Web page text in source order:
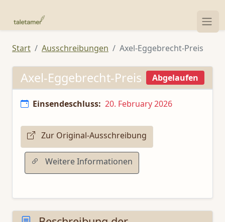
Start Ausschreibungen Axel-Eggebrecht-Preis
Axel-Eggebrecht-Preis Abgelaufen
Einsendeschluss: 20. February 2026
Zur Original-Ausschreibung
Weitere Informationen